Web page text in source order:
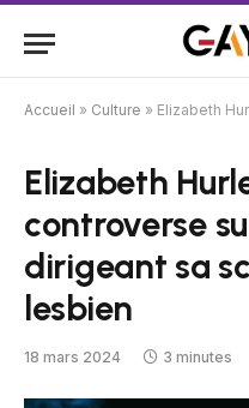
Accueil » Culture » Elizabeth Hurley
Elizabeth
controverse
dirigeant sa
lesbien
18 mars 2024 3 minutes